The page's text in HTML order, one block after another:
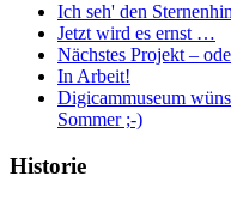
Ich seh' den
Jetzt wird es ernst …
Nächstes Projekt –
In Arbeit!
Digicammuseum
Sommer ;-)
Historie